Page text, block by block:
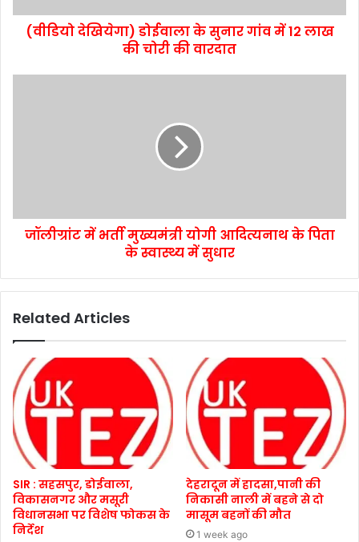
(वीडियो देखियेगा) डोईवाला के सुनार गांव में 12 लाख
की चोरी की वारदात
जॉलीग्रांट में भर्ती मुख्यमंत्री योगी आदित्यनाथ के पिता
के स्वास्थ्य में सुधार
Related Articles
SIR : सहसपुर, डोईवाला,
विकासनगर और मसूरी
विधानसभा पर विशेष फोकस के
निर्देश
देहरादून में हादसा,पानी की
निकासी नाली में बहने से दो
मासूम बहनों की मौत
1 week ago